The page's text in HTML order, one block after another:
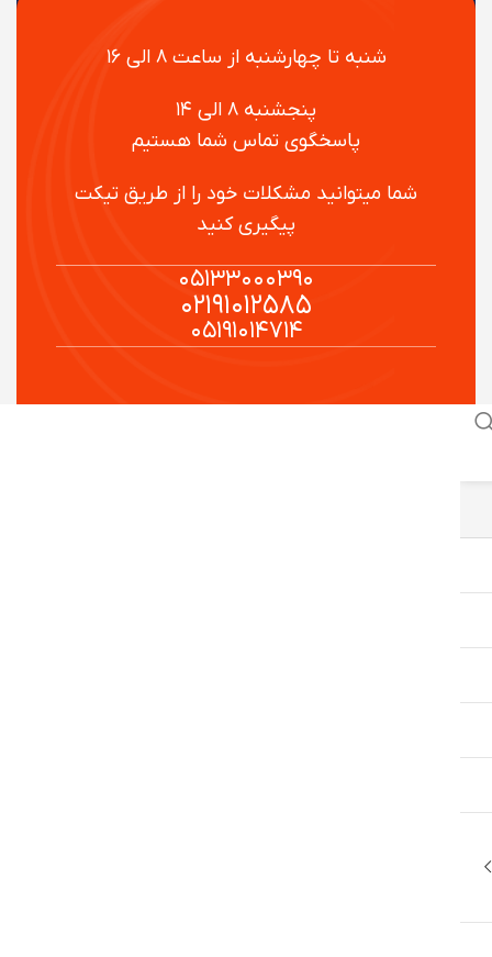
شنبه تا چهارشنبه از ساعت ۸ الی ۱۶
پنجشنبه ۸ الی ۱۴
پاسخگوی تماس شما هستیم
شما میتوانید مشکلات خود را از طریق تیکت
پیگیری کنید
۰۵۱۳۳۰۰۰۳۹۰
۰۲۱۹۱۰۱۲۵۸۵
۰۵۱۹۱۰۱۴۷۱۴